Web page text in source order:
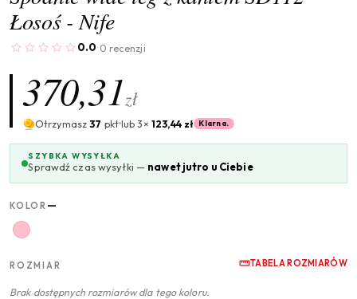
Łosoś - Nife
0.0· 0 recenzji
370,31zł
Otrzymasz37 pktlub 3× 123,44 zł Klarna.
SZYBKA WYSYŁKA
Sprawdź czas wysyłki — nawet jutro u Ciebie
KOLOR —
ROZMIAR TABELA ROZMIARÓW
Brak dostępnych rozmiarów dla tego koloru.